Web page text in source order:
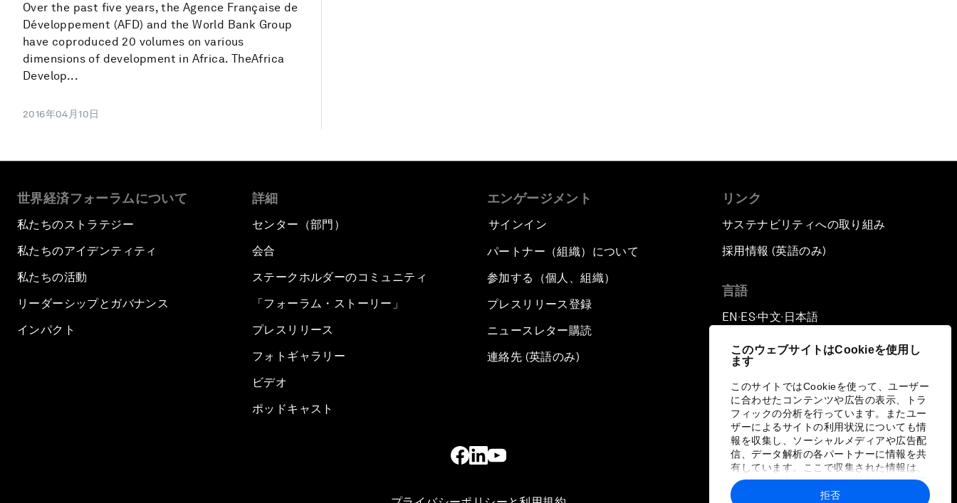
このウェブサイトはCookieを使用し
ます
このサイトではCookieを使って、ユーザー
に合わせたコンテンツや広告の表示、トラ
フィックの分析を行っています。またユー
ザーによるサイトの利用状況についても情
報を収集し、ソーシャルメディアや広告配
信、データ解析の各パートナーに情報を共
有しています。ここで収集された情報は、
ユーザーが各パートナーに提供した他の情
報や各パートナーのサービスを使用した際
拒否
Over the past five years, the Agence Française de
Développement (AFD) and the World Bank Group
have coproduced 20 volumes on various
dimensions of development in Africa. TheAfrica
Develop...
2016年04月10日
世界経済フォーラムについて
私たちのストラテジー
私たちのアイデンティティ
私たちの活動
リーダーシップとガバナンス
インパクト
詳細
センター（部門）
会合
ステークホルダーのコミュニティ
「フォーラム・ストーリー」
プレスリリース
フォトギャラリー
ビデオ
ポッドキャスト
エンゲージメント
サインイン
パートナー（組織）について
参加する（個人、組織）
プレスリリース登録
ニュースレター購読
連絡先 (英語のみ)
リンク
サステナビリティへの取り組み
採用情報 (英語のみ)
言語
EN ▪ ES▪中文▪ 日本語